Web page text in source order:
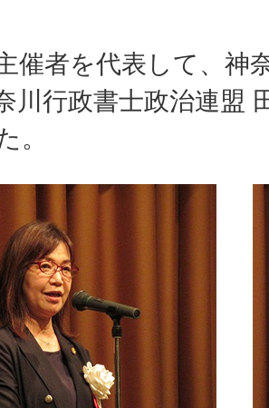
催者を代表して、神
川行政書士政治連盟
。